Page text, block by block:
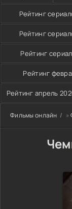
Рейтинг
Рейтинг
Рейтинг
Рейтинг
Рейтинг апрель
Фильмы онлайн »